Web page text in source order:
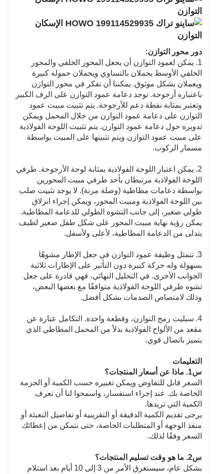
دور محور التوازن:
1. يمكن لعمود التوازن أن يجعل المحور الخلفي والمحور
الخلفي الأوسط يحملان بالتساوي ويحملان حمولة كبيرة
ويعملان بشكل موثوق. يمكننا أن نفكر في محور التوازن
باعتباره أرجوحة. توجد دعامة عمود التوازن على الرف الكبير
وتعتبر بمثابة نقطة دعم للأرجوحة. يتم تثبيت مبيت عمود
التوازن على دعامة عمود التوازن من خلال المحمل ويمكن
تدويره حول دعامة عمود التوازن. يتم تثبيت اللوحة الفولاذية
على مبيت عمود التوازن ويتم تثبيتها على المبيت بواسطة
مسمار الركوب.
2. يمكن اعتبار اللوحة الفولاذية بمثابة لوحة الأرجوحة. طرفي
اللوحة الفولاذية مرتبطان بأحد طرفي مبيت المحورين
بواسطة دعامات مطاطية (وصلة مرنة). لا يوجد تثبيت صلب
بين اللوحة الفولاذية ومبيت المحور، ويمكن إجراء انزلاق
طولي صغير، إلى جانب التشوه الطولي للدعامة المطاطية.
يمكن رؤية نهاية مبيت المحور على شكل طفل صغير لطيف
يتدلى من الدعامة المطاطية، لأعلى ولأسفل.
3. تتمثل وظيفة عمود التوازن في جعل الإطار مشوهًا
بسهولة وله حركة كبيرة دون التأثير على الإطارات ثلاثية
الجوانب الأخرى. في التحليل النهائي، فهي قادرة على جعل
تشوه طرفي اللوحة الفولاذية متوافقًا مع بعضها البعض،
وذلك لامتصاص الصدمات بشكل أفضل.
4. سبليت رمح التوازن، وقطعة واحدة. التكامل عبارة عن
مقعد من الألواح الفولاذية بدلاً من المحمل المطاطي الذي
يتميز باتصال قوي.
التعليمات
س1. ماذا عن أسعار المنتجات؟
السعر قابل للتفاوض ويمكن تغييره حسب الكمية أو الحزمة
الخاصة بك. عند إجراء استفسار، واسمحوا لنا أن نعرف
الكمية التي تريدها.
يرجى تقديم الكمية الدقيقة أو التقريبية أو تفاصيل التعبئة أو
منفذ الوجهة أو المتطلبات الخاصة، حتى نتمكن من إعطائك
السعر وفقًا لذلك.
س2. ما هو وقت تسليم المنتجات؟
بشكل عام، سيستغرق الأمر من 3 إلى 10 أيام بعد استلام